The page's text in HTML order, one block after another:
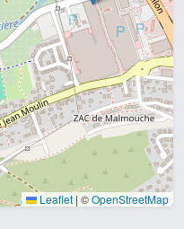
Leaflet | ©OpenStreetMap